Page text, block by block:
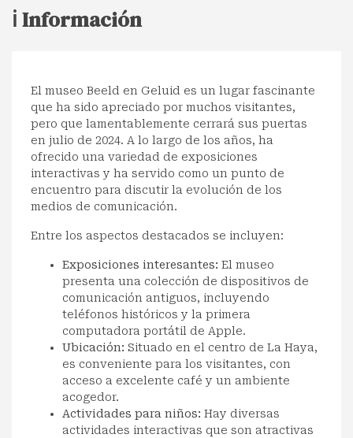
ℹ️ Información
El museo Beeld en Geluid es un lugar fascinante
que ha sido apreciado por muchos visitantes,
pero que lamentablemente cerrará sus puertas
en julio de 2024. A lo largo de los años, ha
ofrecido una variedad de exposiciones
interactivas y ha servido como un punto de
encuentro para discutir la evolución de los
medios de comunicación.
Entre los aspectos destacados se incluyen:
Exposiciones interesantes: El museo
presenta una colección de dispositivos de
comunicación antiguos, incluyendo
teléfonos históricos y la primera
computadora portátil de Apple.
Ubicación: Situado en el centro de La Haya,
es conveniente para los visitantes, con
acceso a excelente café y un ambiente
acogedor.
Actividades para niños: Hay diversas
actividades interactivas que son atractivas